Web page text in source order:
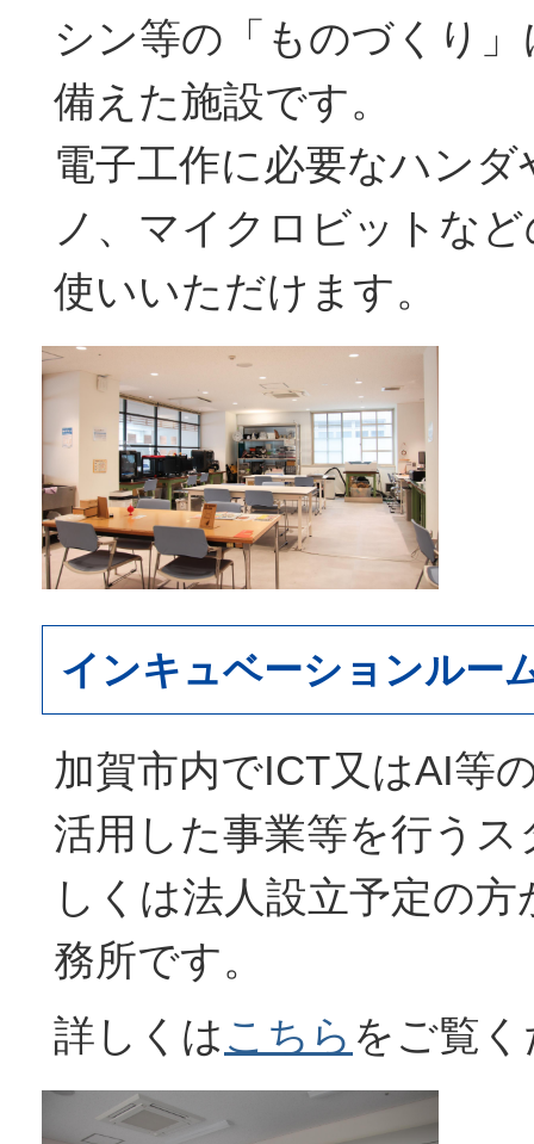
シン等の「ものづくり
備えた施設です。
電子工作に必要なハン
ノ、マイクロビットな
使いいただけます。
インキュベーションルー
加賀市内でICT又はAI等
活用した事業等を行う
しくは法人設立予定の
務所です。
詳しくは こちら をご覧